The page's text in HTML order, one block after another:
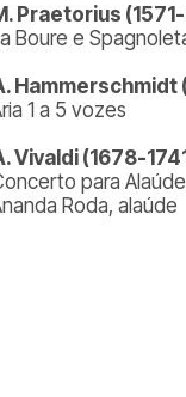
Praetorius (1571-
Boure e
Hammerschmidt
1 a 5 vozes
Vivaldi (1678-
para
Roda, alaúde